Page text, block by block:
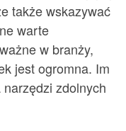
także wskazywać
warte
w branży,
jest ogromna. Im
zdolnych